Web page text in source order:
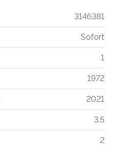
3146381
Sofort
1
1972
2021
3.5
2